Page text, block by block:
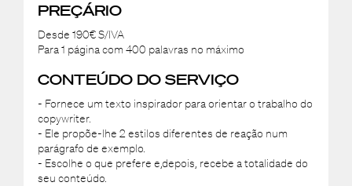
PREÇÁRIO
Desde 190€ S/IVA
Para 1 página com 400 palavras no máximo
CONTEÚDO DO SERVIÇO
- Fornece um texto inspirador para orientar o trabalho do
copywriter.
- Ele propõe-lhe 2 estilos diferentes de reação num
parágrafo de exemplo.
- Escolhe o que prefere e,depois, recebe a totalidade do
seu conteúdo.